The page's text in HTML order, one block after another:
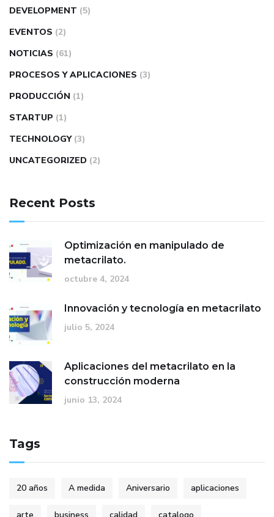
DEVELOPMENT (5)
EVENTOS (2)
NOTICIAS (61)
PROCESOS Y APLICACIONES (3)
PRODUCCIÓN (1)
STARTUP (1)
TECHNOLOGY (3)
UNCATEGORIZED (2)
Recent Posts
Optimización en manipulado de
metacrilato.
octubre 4, 2024
Innovación y tecnología en metacrilato
julio 5, 2024
Aplicaciones del metacrilato en la
construcción moderna
junio 13, 2024
Tags
20 años A medida Aniversario aplicaciones